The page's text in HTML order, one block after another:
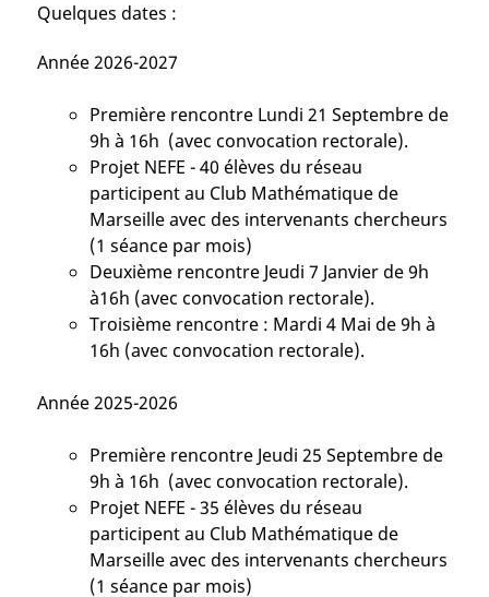
Quelques dates :
Année 2026-2027
Première rencontre Lundi 21 Septembre de
9h à 16h (avec convocation rectorale).
Projet NEFE - 40 élèves du réseau
participent au Club Mathématique de
Marseille avec des intervenants chercheurs
(1 séance par mois)
Deuxième rencontre Jeudi 7 Janvier de 9h
à16h (avec convocation rectorale).
Troisième rencontre : Mardi 4 Mai de 9h à
16h (avec convocation rectorale).
Année 2025-2026
Première rencontre Jeudi 25 Septembre de
9h à 16h (avec convocation rectorale).
Projet NEFE - 35 élèves du réseau
participent au Club Mathématique de
Marseille avec des intervenants chercheurs
(1 séance par mois)